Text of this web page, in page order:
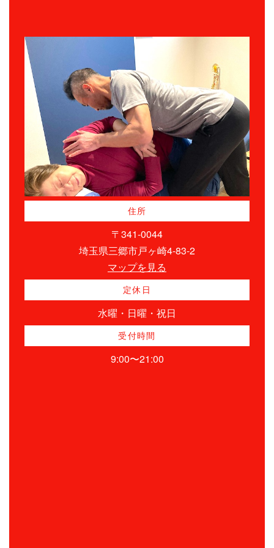
住所
〒341-0044
埼玉県三郷市戸ヶ崎4-83-2
マップを見る
定休日
水曜・日曜・祝日
受付時間
9:00〜21:00